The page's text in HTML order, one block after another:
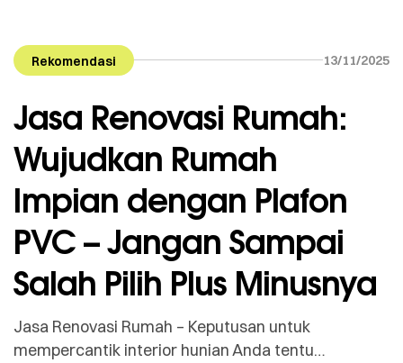
Rekomendasi 13/11/2025
Jasa Renovasi Rumah:
Wujudkan Rumah
Impian dengan Plafon
PVC – Jangan Sampai
Salah Pilih Plus Minusnya
Jasa Renovasi Rumah – Keputusan untuk
mempercantik interior hunian Anda tentu